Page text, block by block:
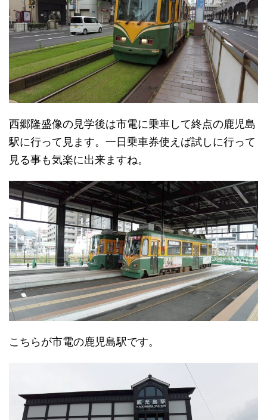
西郷隆盛像の見学後は市電に乗車して終点の鹿児島
駅に行って見ます。一日乗車券使えば試しに行って
見る事も気楽に出来ますね。
こちらが市電の鹿児島駅です。